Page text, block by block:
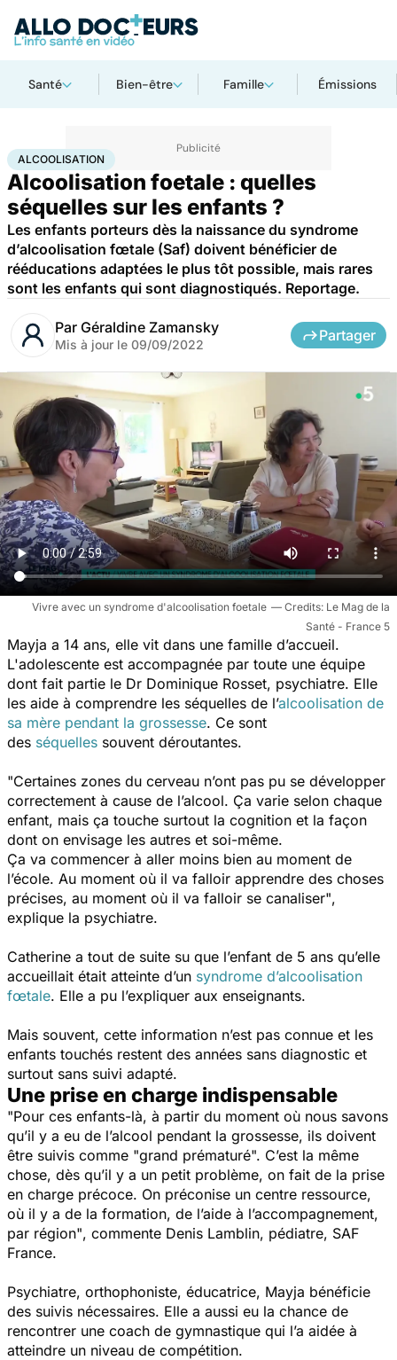
Santé Bien-être Famille Émissions
AccueilSantéAlcoolisation
ALCOOLISATION
Alcoolisation foetale : quelles
séquelles sur les enfants ?
Les enfants porteurs dès la naissance du syndrome
d’alcoolisation fœtale (Saf) doivent bénéficier de
rééducations adaptées le plus tôt possible, mais rares
sont les enfants qui sont diagnostiqués. Reportage.
Par Géraldine Zamansky
Mis à jour le 09/09/2022
Partager
Vivre avec un syndrome d'alcoolisation foetale
Le Mag de la
Santé - France 5
Mayja a 14 ans, elle vit dans une famille d’accueil.
L'adolescente est accompagnée par toute une équipe
dont fait partie le Dr Dominique Rosset, psychiatre. Elle
les aide à comprendre les séquelles de l’alcoolisation de
sa mère pendant la grossesse. Ce sont
des séquelles souvent déroutantes.
"Certaines zones du cerveau n’ont pas pu se développer
correctement à cause de l’alcool. Ça varie selon chaque
enfant, mais ça touche surtout la cognition et la façon
dont on envisage les autres et soi-même.
Ça va commencer à aller moins bien au moment de
l’école. Au moment où il va falloir apprendre des choses
précises, au moment où il va falloir se canaliser",
explique la psychiatre.
Catherine a tout de suite su que l’enfant de 5 ans qu’elle
accueillait était atteinte d’un syndrome d’alcoolisation
fœtale. Elle a pu l’expliquer aux enseignants.
Mais souvent, cette information n’est pas connue et les
enfants touchés restent des années sans diagnostic et
surtout sans suivi adapté.
Une prise en charge indispensable
"Pour ces enfants-là, à partir du moment où nous savons
qu’il y a eu de l’alcool pendant la grossesse, ils doivent
être suivis comme "grand prématuré". C’est la même
chose, dès qu’il y a un petit problème, on fait de la prise
en charge précoce. On préconise un centre ressource,
où il y a de la formation, de l’aide à l’accompagnement,
par région", commente Denis Lamblin, pédiatre, SAF
France.
Psychiatre, orthophoniste, éducatrice, Mayja bénéficie
des suivis nécessaires. Elle a aussi eu la chance de
rencontrer une coach de gymnastique qui l’a aidée à
atteindre un niveau de compétition.